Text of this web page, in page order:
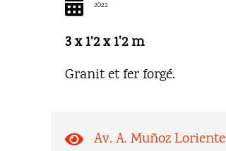
2022
3 x 1’2 x 1'2 m
Granit et fer forgé.
Av. A. Muñoz